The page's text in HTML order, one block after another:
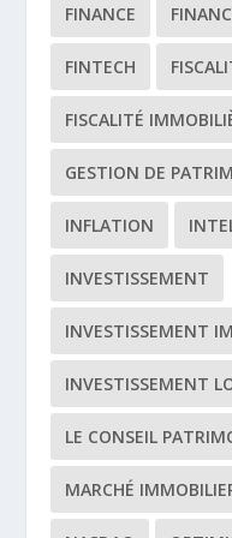
FINANCE
FINTECH
FISCALITÉ
GESTION DE
INFLATION
INVESTISSEMENT
INVESTISSEMENT
INVESTISSEMENT
LE CONSEIL
MARCHÉ